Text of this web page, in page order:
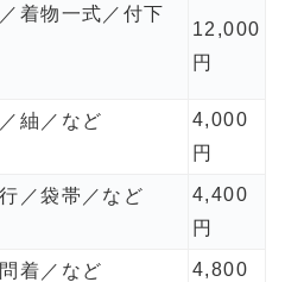
着物一式／付下
12,000
円
紬／など
4,000
円
／袋帯／など
4,400
円
着／など
4,800